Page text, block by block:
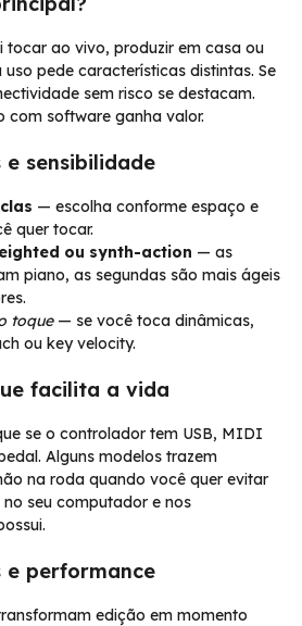
tocar ao vivo, produzir em casa ou
pede características distintas. Se
sem risco se destacam.
com software ganha valor.
e sensibilidade
— escolha conforme espaço e
quer tocar.
ou synth-action — as
piano, as segundas são mais ágeis
toque— se você toca dinâmicas,
ou key velocity.
facilita a vida
se o controlador tem USB, MIDI
Alguns modelos trazem
na roda quando você quer evitar
seu computador e nos
e performance
edição em momento